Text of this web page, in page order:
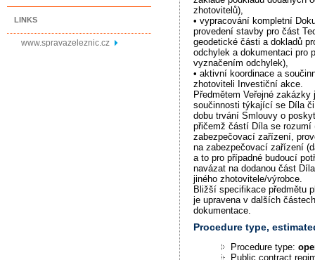
LINKS
www.spravazeleznic.cz
zhotovitelů),
• vypracování kompletní
provedení stavby pro část
geodetické části a dokladů
odchylek a dokumentaci pro
vyznačením odchylek),
• aktivní koordinace a
zhotoviteli Investiční akce.
Předmětem Veřejné
součinnosti týkající se Díla
dobu trvání Smlouvy o
přičemž částí Díla se rozumí
zabezpečovací zařízení,
na zabezpečovací zařízení
a to pro případné budoucí
navázat na dodanou část
jiného zhotovitele/výrobce.
Bližší specifikace předmětu
je upravena v dalších
dokumentace.
Procedure type,
Procedure type:
Public contract